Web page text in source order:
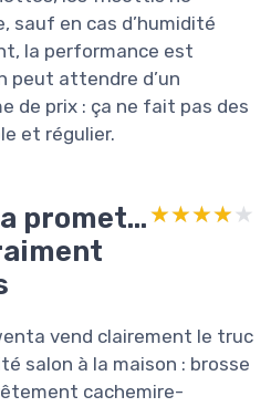
sauf en cas d’humidité
la performance est
peut attendre d’un
de prix : ça ne fait pas des
et régulier.
promet…★★★★★
★★★★★
vend clairement le truc
salon à la maison : brosse
cachemire-